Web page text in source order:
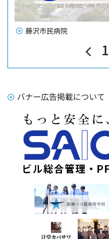
1
藤沢市民病院
バナー広告掲載について